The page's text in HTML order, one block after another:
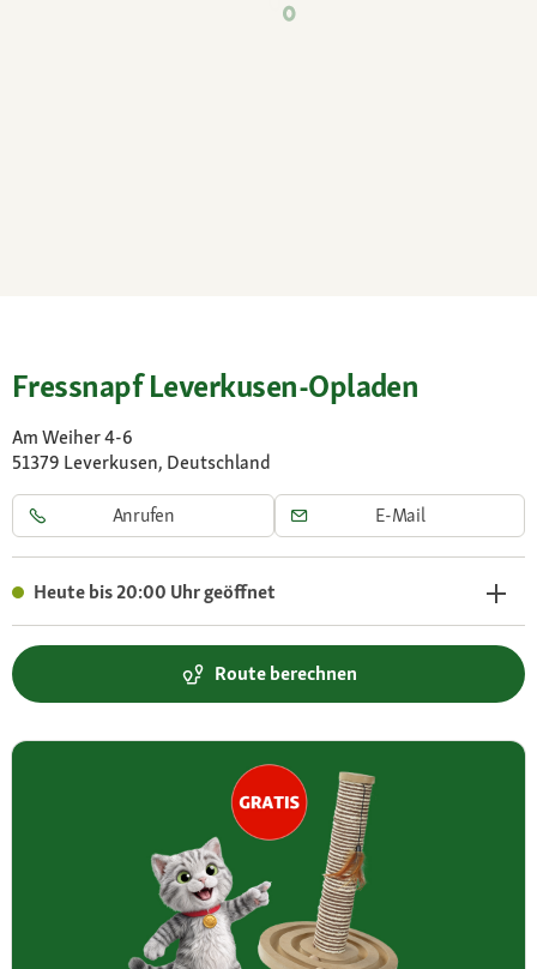
Fressnapf Leverkusen-Opladen
Am Weiher 4-6
51379 Leverkusen, Deutschland
Anrufen E-Mail
Heute bis 20:00 Uhr geöffnet
Route berechnen